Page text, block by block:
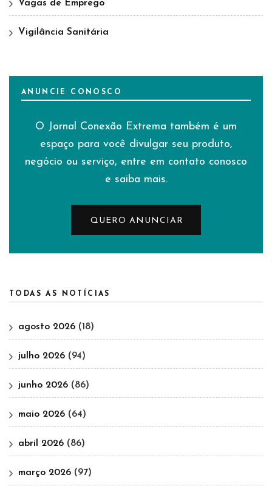
Vagas de Emprego
Vigilância Sanitária
ANUNCIE CONOSCO
O Jornal Conexão Extrema também é um
espaço para você divulgar seu produto,
negócio ou serviço, entre em contato conosco
e saiba mais.
QUERO ANUNCIAR
TODAS AS NOTÍCIAS
agosto 2026 (18)
julho 2026 (94)
junho 2026 (86)
maio 2026 (64)
abril 2026 (86)
março 2026 (97)